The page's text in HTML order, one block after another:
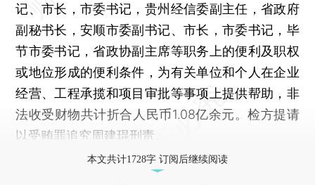
记、市长，市委书记，贵州经信委副主任，省政府
副秘书长，安顺市委副书记、市长，市委书记，毕
节市委书记，省政协副主席等职务上的便利及职权
或地位形成的便利条件，为有关单位和个人在企业
经营、工程承揽和项目审批等事项上提供帮助，非
法收受财物共计折合人民币1.08亿余元。检方提请
以受贿罪追究周建琨刑责。
本文共计1728字 订阅后继续阅读